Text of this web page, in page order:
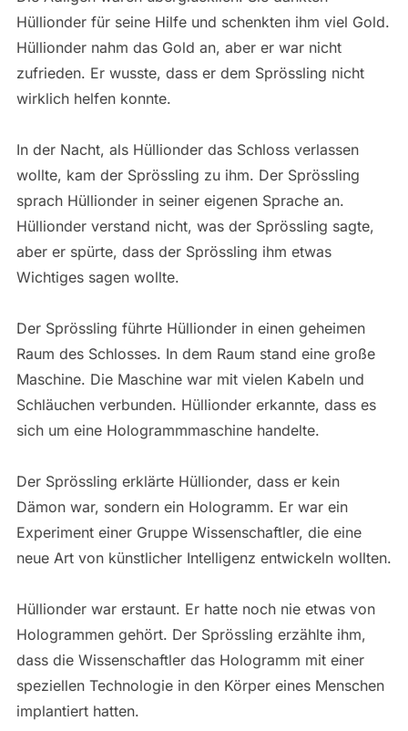
Hüllionder für seine Hilfe und schenkten ihm viel Gold.
Hüllionder nahm das Gold an, aber er war nicht
zufrieden. Er wusste, dass er dem Sprössling nicht
wirklich helfen konnte.
In der Nacht, als Hüllionder das Schloss verlassen
wollte, kam der Sprössling zu ihm. Der Sprössling
sprach Hüllionder in seiner eigenen Sprache an.
Hüllionder verstand nicht, was der Sprössling sagte,
aber er spürte, dass der Sprössling ihm etwas
Wichtiges sagen wollte.
Der Sprössling führte Hüllionder in einen geheimen
Raum des Schlosses. In dem Raum stand eine große
Maschine. Die Maschine war mit vielen Kabeln und
Schläuchen verbunden. Hüllionder erkannte, dass es
sich um eine Hologrammmaschine handelte.
Der Sprössling erklärte Hüllionder, dass er kein
Dämon war, sondern ein Hologramm. Er war ein
Experiment einer Gruppe Wissenschaftler, die eine
neue Art von künstlicher Intelligenz entwickeln wollten.
Hüllionder war erstaunt. Er hatte noch nie etwas von
Hologrammen gehört. Der Sprössling erzählte ihm,
dass die Wissenschaftler das Hologramm mit einer
speziellen Technologie in den Körper eines Menschen
implantiert hatten.